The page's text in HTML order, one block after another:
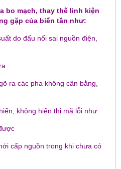
bo mạch, thay thế linh kiện
gặp của biến tần như:
do đấu nối sai nguồn điện,
ra các pha không cân bằng,
không hiển thị mã lỗi như:
cấp nguồn trong khi chưa có